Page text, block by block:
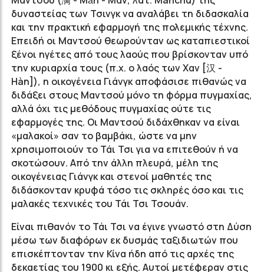
δυναστείας των Τσινγκ να αναλάβει τη διδασκαλία
και την πρακτική εφαρμογή της πολεμικής τέχνης.
Επειδή οι Μαντσού θεωρούνταν ως καταπιεστικοί
ξένοι ηγέτες από τους λαούς που βρίσκονταν υπό
την κυριαρχία τους (π.χ. ο λαός των Χαν [汉 -
Hàn]), η οικογένεια Γιάνγκ αποφάσισε πιθανώς να
διδάξει στους Μαντσού μόνο τη φόρμα πυγμαχίας,
αλλά όχι τις μεθόδους πυγμαχίας ούτε τις
εφαρμογές της. Οι Μαντσού διδάχθηκαν να είναι
«μαλακοί» σαν το βαμβάκι, ώστε να μην
χρησιμοποιούν το Τάι Τσι για να επιτεθούν ή να
σκοτώσουν. Από την άλλη πλευρά, μέλη της
οικογένειας Γιάνγκ και στενοί μαθητές της
διδάσκονταν κρυφά τόσο τις σκληρές όσο και τις
μαλακές τεχνικές του Τάι Τσι Τσουάν.
Είναι πιθανόν το Τάι Τσι να έγινε γνωστό στη Δύση
μέσω των διαφόρων εκ δυσμάς ταξιδιωτών που
επισκέπτονταν την Κίνα ήδη από τις αρχές της
δεκαετίας του 1900 κι εξής. Αυτοί μετέφεραν στις